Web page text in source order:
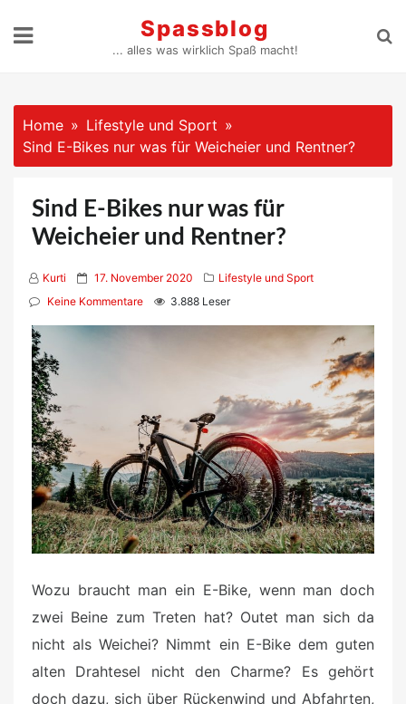
Spassblog
... alles was wirklich Spaß macht!
Home
Lifestyle und Sport
Sind E-Bikes nur was für Weicheier und Rentner?
Sind E-Bikes nur was für
Weicheier und Rentner?
Kurti
P
o
17. November 2020
Lifestyle und Sport
Keine Kommentare
3.888 Leser
Wozu braucht man ein E-Bike, wenn man doch
zwei Beine zum Treten hat? Outet man sich da
nicht als Weichei? Nimmt ein E-Bike dem guten
alten Drahtesel nicht den Charme? Es gehört
doch dazu, sich über Rückenwind und Abfahrten,